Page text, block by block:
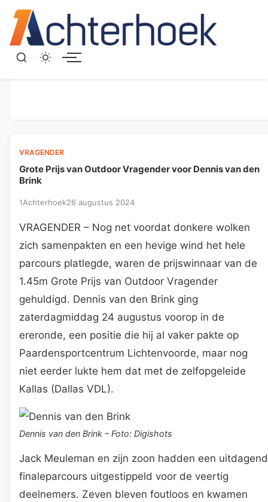
VRAGENDER
Grote Prijs van Outdoor Vragender voor Dennis van den
Brink
1Achterhoek26 augustus 2024
VRAGENDER – Nog net voordat donkere wolken
zich samenpakten en een hevige wind het hele
parcours platlegde, waren de prijswinnaar van de
1.45m Grote Prijs van Outdoor Vragender
gehuldigd. Dennis van den Brink ging
zaterdagmiddag 24 augustus voorop in de
ereronde, een positie die hij al vaker pakte op
Paardensportcentrum Lichtenvoorde, maar nog
niet eerder lukte hem dat met de zelfopgeleide
Kallas (Dallas VDL).
Dennis van den Brink – Foto: Digishots
Jack Meuleman en zijn zoon hadden een uitdagend
finaleparcours uitgestippeld voor de veertig
deelnemers. Zeven bleven foutloos en kwamen